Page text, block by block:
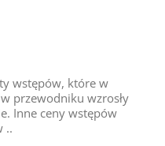
wstępów, które w
przewodniku wzrosły
Inne ceny wstępów
..